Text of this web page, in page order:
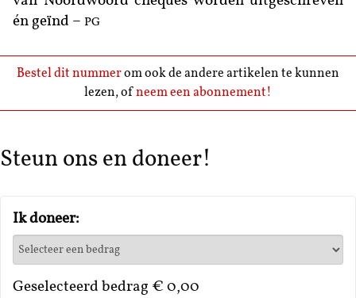
én geïnd – PG
Bestel dit nummerom ook de andere artikelen te kunnen
lezen, ofneem een abonnement!
Steun ons en doneer!
Ik doneer:
Geselecteerd bedrag € 0,00